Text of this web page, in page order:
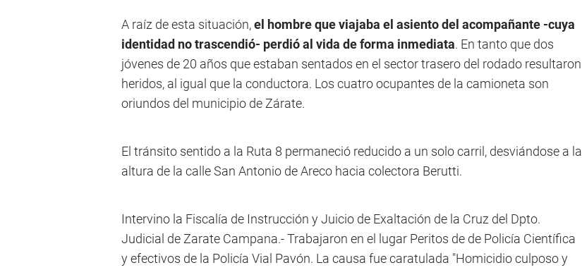
A raíz de esta situación,el hombre que viajaba el asiento del acompañante -cuya
identidad no trascendió- perdió al vida de forma inmediata. En tanto que dos
jóvenes de 20 años que estaban sentados en el sector trasero del rodado resultaron
heridos, al igual que la conductora. Los cuatro ocupantes de la camioneta son
oriundos del municipio de Zárate.
El tránsito sentido a la Ruta 8 permaneció reducido a un solo carril, desviándose a la
altura de la calle San Antonio de Areco hacia colectora Berutti.
Intervino la Fiscalía de Instrucción y Juicio de Exaltación de la Cruz del Dpto.
Judicial de Zarate Campana.- Trabajaron en el lugar Peritos de de Policía Científica
y efectivos de la Policía Vial Pavón. La causa fue caratulada "Homicidio culposo y